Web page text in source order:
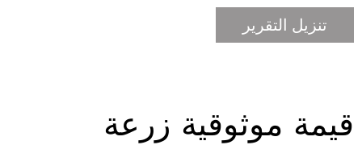
تنزيل التقرير
قيمة موثوقية زرعة